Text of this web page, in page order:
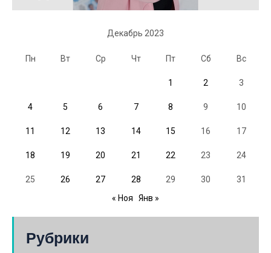
Декабрь 2023
Пн Вт Ср Чт Пт Сб Вс
1 2 3
4 5 6 7 8 9 10
11 12 13 14 15 16 17
18 19 20 21 22 23 24
25 26 27 28 29 30
31
« Ноя
Янв »
Рубрики